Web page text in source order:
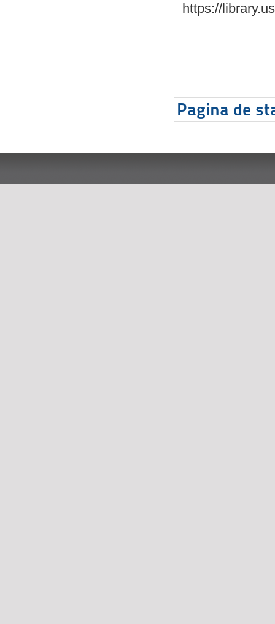
https://
Pagina de